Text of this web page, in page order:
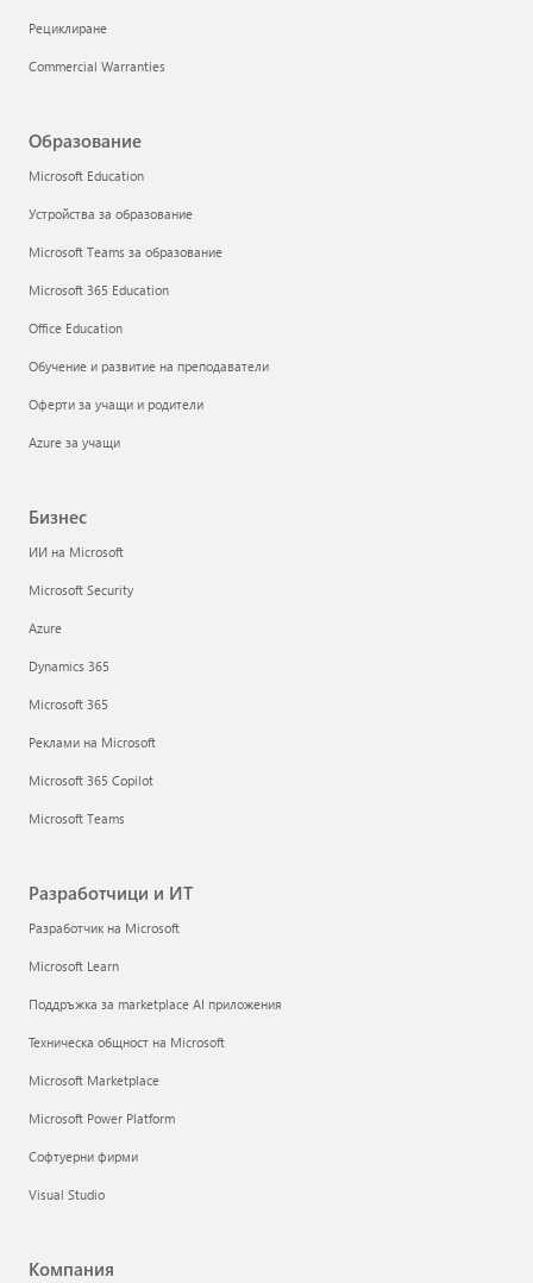
Рециклиране
Commercial Warranties
Образование
Microsoft Education
Устройства за образование
Microsoft Teams за образование
Microsoft 365 Education
Office Education
Обучение и развитие на преподаватели
Оферти за учащи и родители
Azure за учащи
Бизнес
ИИ на Microsoft
Microsoft Security
Azure
Dynamics 365
Microsoft 365
Реклами на Microsoft
Microsoft 365 Copilot
Microsoft Teams
Разработчици и ИТ
Разработчик на Microsoft
Microsoft Learn
Поддръжка за marketplace AI приложения
Техническа общност на Microsoft
Microsoft Marketplace
Microsoft Power Platform
Софтуерни фирми
Visual Studio
Компания